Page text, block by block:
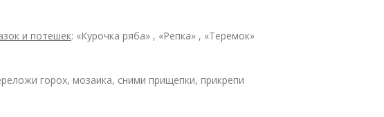
и потешек: «Курочка ряба» , «Репка» , «Теремок»
горох, мозаика, сними прищепки, прикрепи